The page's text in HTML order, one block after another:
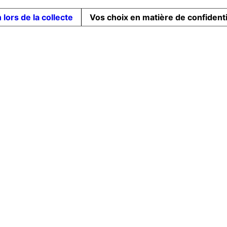
lors de la collecte Vos choix en matière de